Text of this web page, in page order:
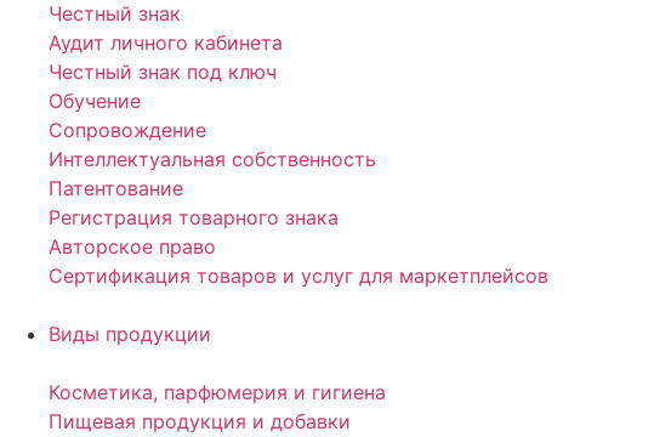
Честный знак
Аудит личного кабинета
Честный знак под ключ
Обучение
Сопровождение
Интеллектуальная собственность
Патентование
Регистрация товарного знака
Авторское право
Сертификация товаров и услуг для маркетплейсов
Виды продукции
Косметика, парфюмерия и гигиена
Пищевая продукция и добавки